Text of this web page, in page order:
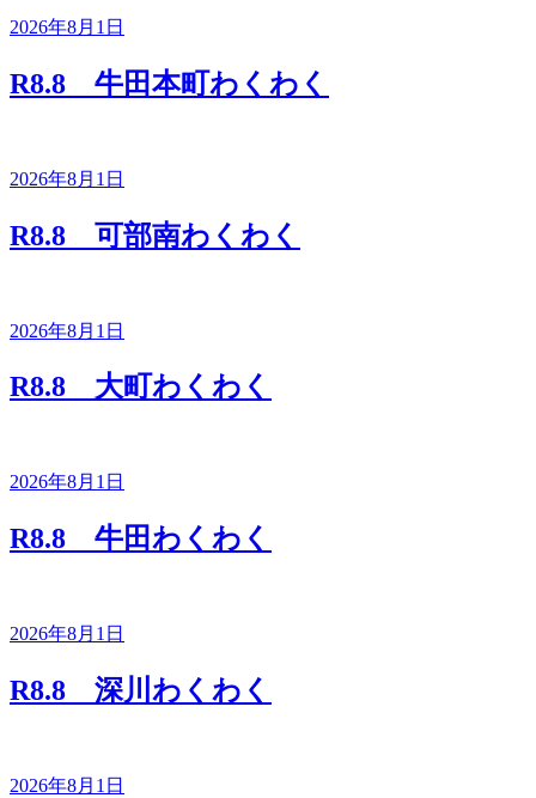
2026年8月1日
R8.8 牛田本町わくわく
2026年8月1日
R8.8 可部南わくわく
2026年8月1日
R8.8 大町わくわく
2026年8月1日
R8.8 牛田わくわく
2026年8月1日
R8.8 深川わくわく
2026年8月1日